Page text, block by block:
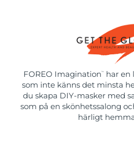
FOREO Imagination ™
har en
som inte känns det minsta
du skapa DIY-masker med
som på en skönhetssalong
härligt